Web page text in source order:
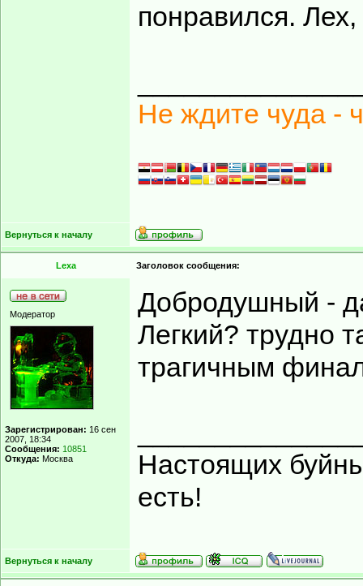
понравился.
Не ждите чуда -
Вернуться к началу
Lexa Заголовок сообщения:
Модератор
Зарегистрирован: 16 сен
2007, 18:34
Сообщения: 10851
Откуда: Москва
Добродушный -
Легкий? трудно
трагичным
Настоящих
есть!
Вернуться к началу